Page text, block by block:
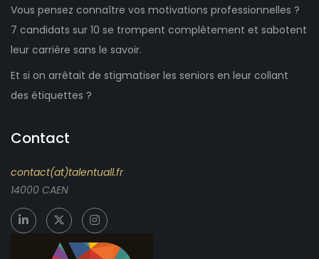
Vous pensez connaître vos motivations professionnelles ?
7 candidats sur 10 se trompent complètement et sabotent
leur carrière sans le savoir.
Et si on arrêtait de stigmatiser les seniors en leur collant
des étiquettes ?
Contact
contact(at)talentuall.fr
14000 CAEN